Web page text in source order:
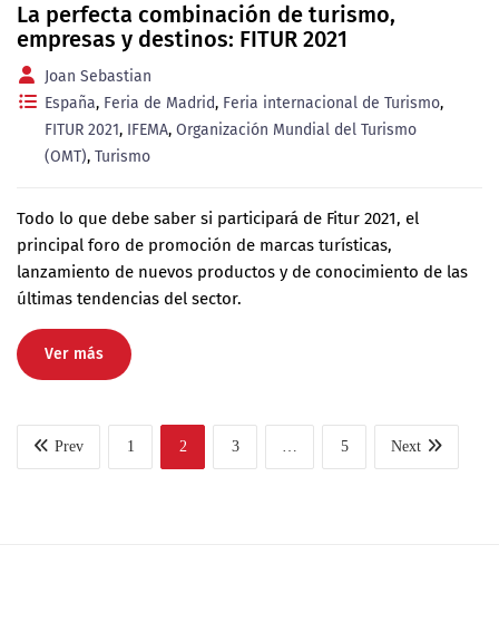
La perfecta combinación de turismo,
empresas y destinos: FITUR 2021
Joan Sebastian
España, Feria de Madrid, Feria internacional de Turismo,
FITUR 2021, IFEMA, Organización Mundial del Turismo
(OMT), Turismo
Todo lo que debe saber si participará de Fitur 2021, el
principal foro de promoción de marcas turísticas,
lanzamiento de nuevos productos y de conocimiento de las
últimas tendencias del sector.
Ver más
Prev 1 2 3 … 5 Next